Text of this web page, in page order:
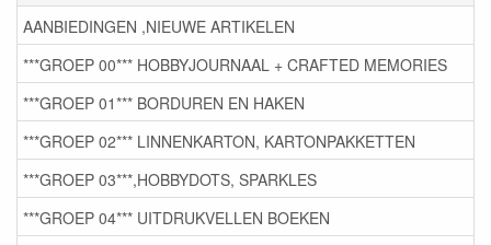
AANBIEDINGEN ,NIEUWE ARTIKELEN
***GROEP 00*** HOBBYJOURNAAL + CRAFTED MEMORIES
***GROEP 01*** BORDUREN EN HAKEN
***GROEP 02*** LINNENKARTON, KARTONPAKKETTEN
***GROEP 03***,HOBBYDOTS, SPARKLES
***GROEP 04*** UITDRUKVELLEN BOEKEN